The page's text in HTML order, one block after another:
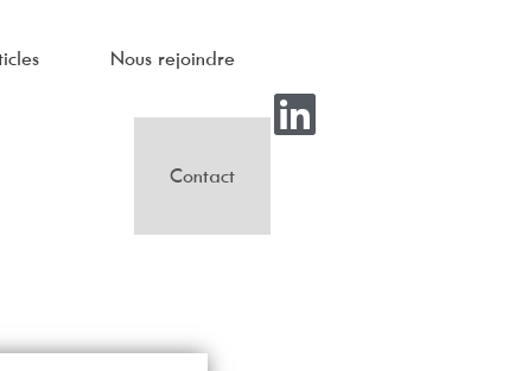
Nous rejoindre
Contact